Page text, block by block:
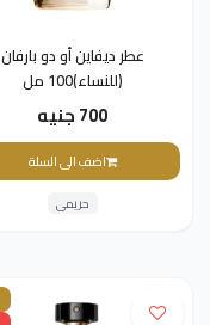
عطر ديفاين أو دو بارفان
(للنساء)100 مل
700 جنيه
اضف الى السلة
حريمى